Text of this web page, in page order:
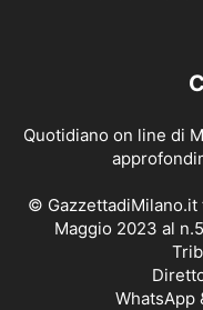
Quotidiano on line di
© GazzettadiMilano.it
Maggio 2023 al
WhatsApp